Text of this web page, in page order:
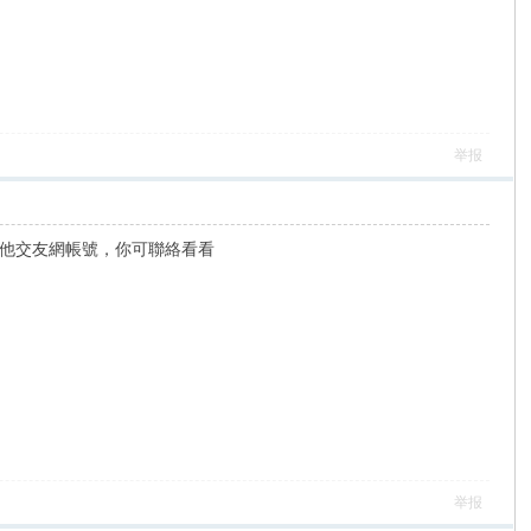
举报
交友網帳號，你可聯絡看看
举报